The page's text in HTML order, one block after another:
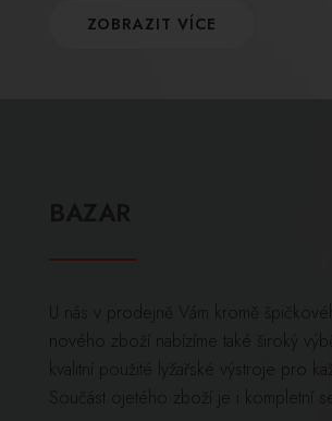
ZOBRAZIT VÍCE
U nás v prodejně Vám kromě
nového zboží nabízíme také široký
kvalitní použité lyžařské výstroje pro
Součást ojetého zboží je i kompletní